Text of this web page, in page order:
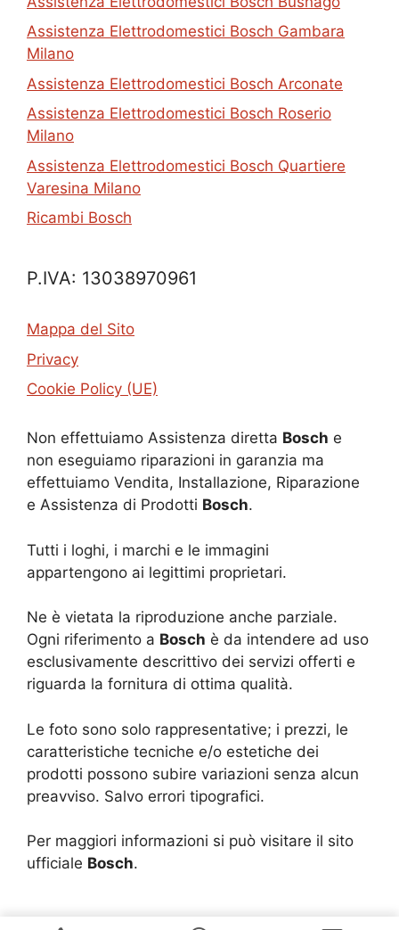
Assistenza Elettrodomestici Bosch Gambara
Milano
Assistenza Elettrodomestici Bosch Arconate
Assistenza Elettrodomestici Bosch Roserio
Milano
Assistenza Elettrodomestici Bosch Quartiere
Varesina Milano
Ricambi Bosch
P.IVA: 13038970961
Mappa del Sito
Privacy
Cookie Policy (UE)
Non effettuiamo Assistenza diretta Bosch e
non eseguiamo riparazioni in garanzia ma
effettuiamo Vendita, Installazione, Riparazione
e Assistenza di Prodotti Bosch.
Tutti i loghi, i marchi e le immagini
appartengono ai legittimi proprietari.
Ne è vietata la riproduzione anche parziale.
Ogni riferimento a Bosch è da intendere ad uso
esclusivamente descrittivo dei servizi offerti e
riguarda la fornitura di ottima qualità.
Le foto sono solo rappresentative; i prezzi, le
caratteristiche tecniche e/o estetiche dei
prodotti possono subire variazioni senza alcun
preavviso. Salvo errori tipografici.
Per maggiori informazioni si può visitare il sito
ufficiale Bosch.